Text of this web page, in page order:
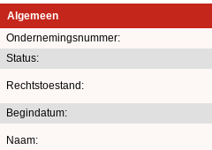
Algemeen
Ondernemingsnummer:
Status:
Rechtstoestand:
Begindatum:
Naam: